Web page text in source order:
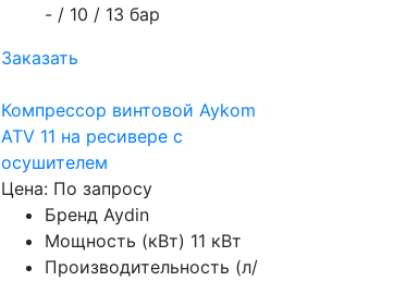
- / 10 / 13 бар
Заказать
Компрессор винтовой Aykom
ATV 11 на ресивере с
осушителем
Цена: По запросу
Бренд Aydin
Мощность (кВт) 11 кВт
Производительность (л/